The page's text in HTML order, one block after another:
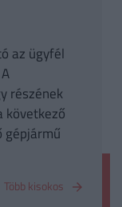
az ügyfél
részének
következő
gépjármű
Több kisokos